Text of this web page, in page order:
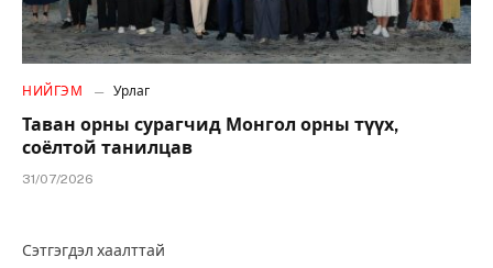
НИЙГЭМ Урлаг
Таван орны сурагчид Монгол орны түүх,
соёлтой танилцав
31/07/2026
Сэтгэгдэл хаалттай